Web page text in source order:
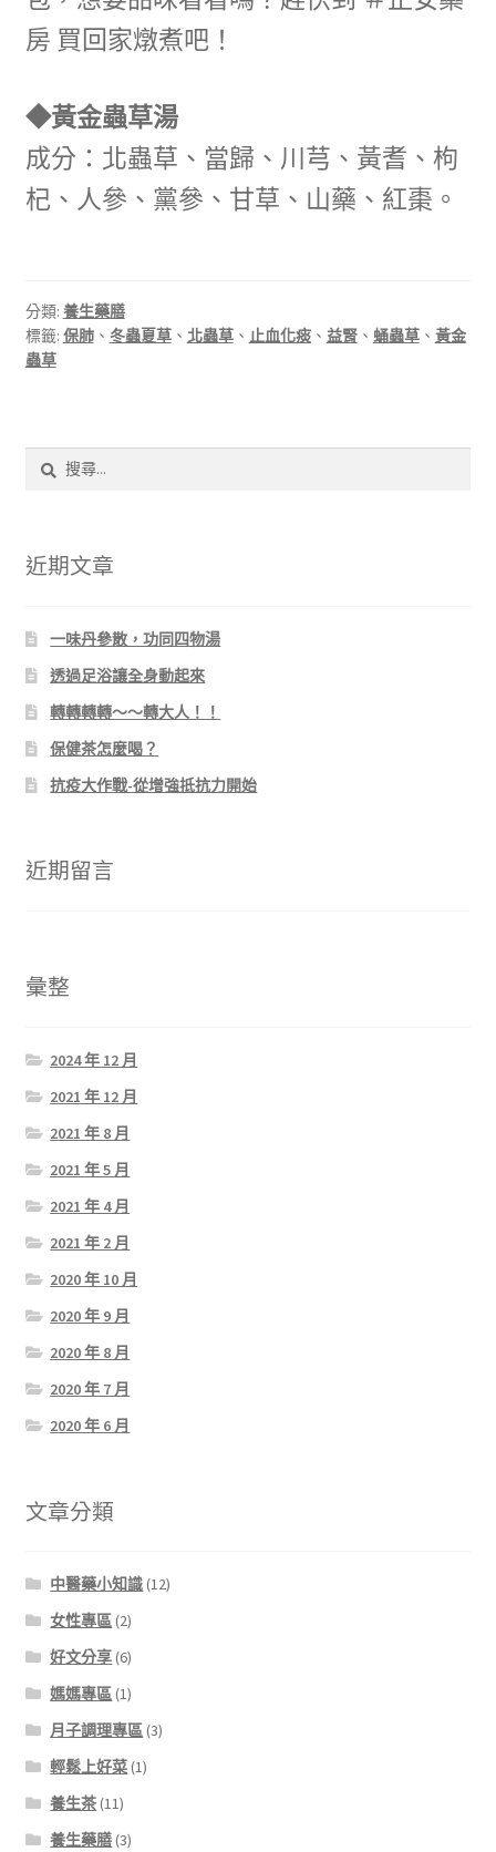
房 買回家燉煮吧！
◆黃金蟲草湯
成分：北蟲草、當歸、川芎、黃耆、枸
杞、人參、黨參、甘草、山藥、紅棗。
分類: 養生藥膳
標籤: 保肺、 冬蟲夏草、 北蟲草、 止血化痰、 益腎、 蛹蟲草、 黃金
蟲草
字:
近期文章
一味丹參散，功同四物湯
透過足浴讓全身動起來
轉轉轉轉～～轉大人！！
保健茶怎麼喝？
抗疫大作戰-從增強抵抗力開始
近期留言
彙整
2024 年 12 月
2021 年 12 月
2021 年 8 月
2021 年 5 月
2021 年 4 月
2021 年 2 月
2020 年 10 月
2020 年 9 月
2020 年 8 月
2020 年 7 月
2020 年 6 月
文章分類
中醫藥小知識 (12)
女性專區 (2)
好文分享 (6)
媽媽專區 (1)
月子調理專區 (3)
輕鬆上好菜 (1)
養生茶 (11)
養生藥膳 (3)